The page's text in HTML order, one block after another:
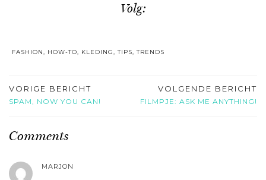
Volg:
FASHION, HOW-TO, KLEDING,TIPS,TRENDS
VORIGE BERICHT
SPAM, NOW YOU CAN!
VOLGENDE BERICHT
FILMPJE: ASK ME ANYTHING!
Comments
MARJON